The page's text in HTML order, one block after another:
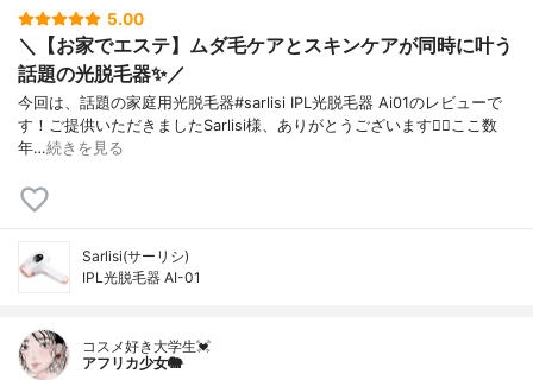
5.00
＼【お家でエステ】ムダ毛ケアとスキンケアが同時に叶う
話題の光脱毛器✨／
今回は、話題の家庭用光脱毛器#sarlisi IPL光脱毛器 Ai01のレビューで
す！ご提供いただきましたSarlisi様、ありがとうございます🙇‍♀️ここ数
年…続きを見る
Sarlisi(サーリシ)
IPL光脱毛器 AI-01
コスメ好き大学生💓
アフリカ少女🐘